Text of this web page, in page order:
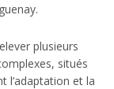
plusieurs
situés
l’adaptation et la